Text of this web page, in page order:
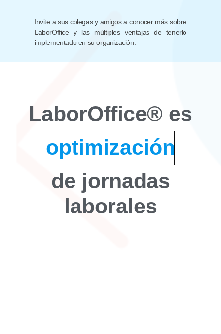
Invite a sus colegas y amigos a conocer más sobre
LaborOffice y las múltiples ventajas de tenerlo
implementado en su organización.
LaborOffice® es
optimización
de jornadas
laborales